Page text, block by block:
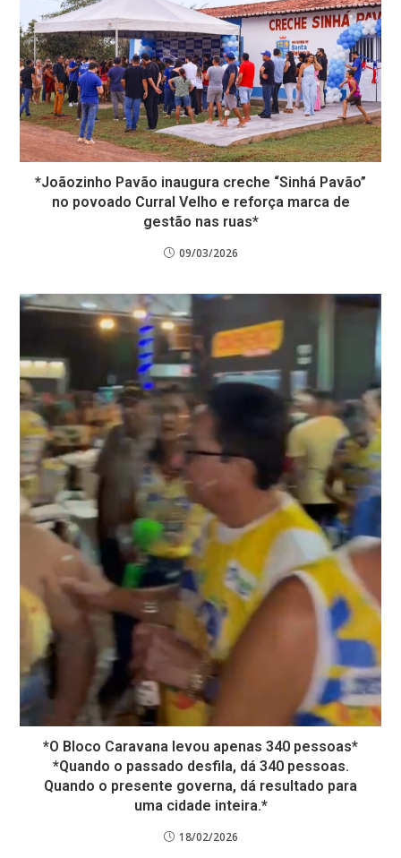
*Joãozinho Pavão inaugura creche “Sinhá Pavão”
no povoado Curral Velho e reforça marca de
gestão nas ruas*
09/03/2026
*O Bloco Caravana levou apenas 340 pessoas*
*Quando o passado desfila, dá 340 pessoas.
Quando o presente governa, dá resultado para
uma cidade inteira.*
18/02/2026